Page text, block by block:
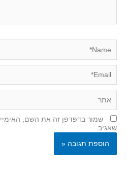
שמור בדפדפן זה את השם,
שאגיב.